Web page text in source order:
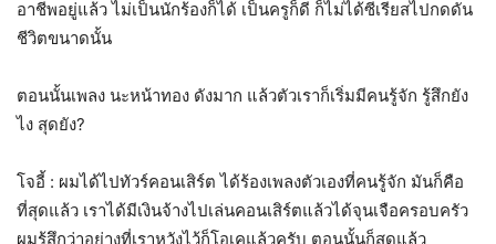
อาชีพอยู่แล้ว ไม่เป็นนักร้องก็ได้ เป็นครูก็ดี ก็ไม่ได้ซีเรียสไปกดดัน
ชีวิตขนาดนั้น
ตอนนั้นเพลง นะหน้าทอง ดังมาก แล้วตัวเราก็เริ่มมีคนรู้จัก รู้สึกยัง
ไง สุดยัง?
โจอี้ : ผมได้ไปทัวร์คอนเสิร์ต ได้ร้องเพลงตัวเองที่คนรู้จัก มันก็คือ
ที่สุดแล้ว เราได้มีเงินจ้างไปเล่นคอนเสิร์ตแล้วได้จุนเจือครอบครัว
ผมรู้สึกว่าอย่างที่เราหวังไว้ก็โอเคแล้วครับ ตอนนั้นก็สุดแล้ว